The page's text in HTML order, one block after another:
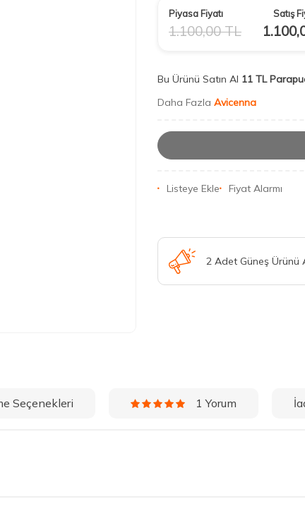
Piyasa Fiyatı
1.100,00TL
Satış
Bu Ürünü Satın Al 11 TL
Daha Fazla Avicenna
Listeye Ekle Fiyat Alarmı
2 Adet Güneş Ürünü
Seçenekleri 1 Yorum